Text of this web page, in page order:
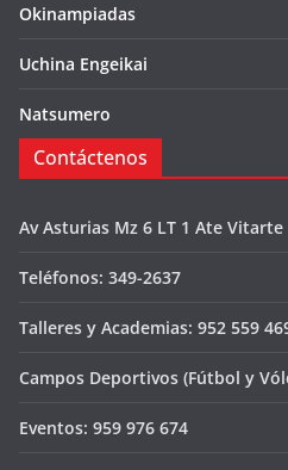
Okinampiadas
Uchina Engeikai
Natsumero
Contáctenos
Av Asturias Mz 6 LT 1 Ate Vitarte
Teléfonos: 349-2637
Talleres y Academias: 952 559
Campos Deportivos (Fútbol y
Eventos: 959 976 674